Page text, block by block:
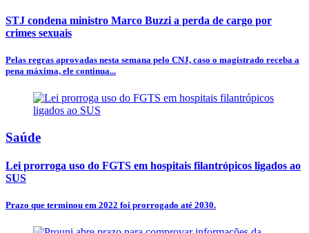
STJ condena ministro Marco Buzzi a perda de cargo por
crimes sexuais
Pelas regras aprovadas nesta semana pelo CNJ, caso o magistrado receba a
pena máxima, ele continua...
Saúde
Lei prorroga uso do FGTS em hospitais filantrópicos ligados ao
SUS
Prazo que terminou em 2022 foi prorrogado até 2030.